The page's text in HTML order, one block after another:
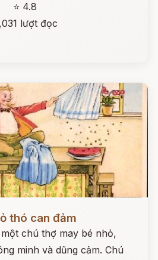
⭐ 4.8
lượt đọc
thó can đảm
chú thợ may bé nhỏ,
minh và dũng cảm. Chú